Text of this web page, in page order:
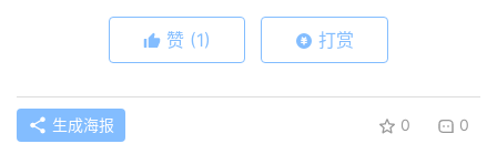
赞 (1) 打赏
生成海报 0 0